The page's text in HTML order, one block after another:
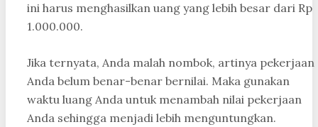
ini harus menghasilkan uang yang lebih besar dari Rp
1.000.000.
Jika ternyata, Anda malah nombok, artinya pekerjaan
Anda belum benar-benar bernilai. Maka gunakan
waktu luang Anda untuk menambah nilai pekerjaan
Anda sehingga menjadi lebih menguntungkan.